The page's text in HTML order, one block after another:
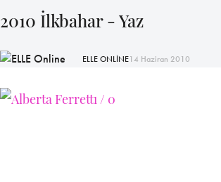
2010 İlkbahar - Yaz
ELLE ONLİNE14 Haziran 2010